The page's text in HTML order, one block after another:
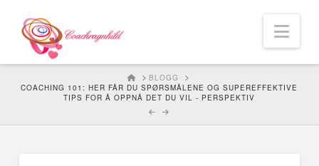
HOMEBLOGG
COACHING 101: HER FÅR DU SPØRSMÅLENE OG SUPEREFFEKTIVE
TIPS FOR Å OPPNÅ DET DU VIL - PERSPEKTIV